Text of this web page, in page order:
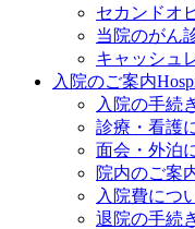
セカンドオ
当院のがん
キャッシュ
入院のご案内
入院の手続
診療・看護
面会・外泊
院内のご案
入院費につ
退院の手続